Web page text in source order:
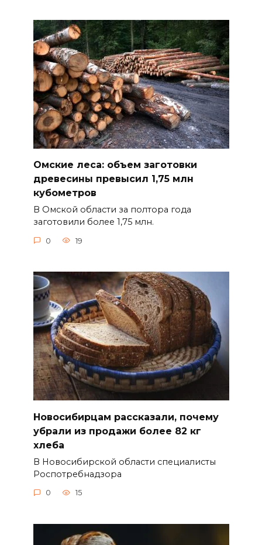
Омские леса: объем заготовки
древесины превысил 1,75 млн
кубометров
В Омской области за полтора года
заготовили более 1,75 млн.
0 19
Новосибирцам рассказали, почему
убрали из продажи более 82 кг
хлеба
В Новосибирской области специалисты
Роспотребнадзора
0 15